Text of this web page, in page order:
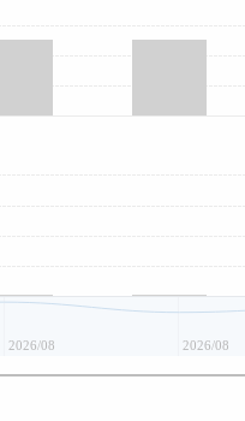
2026/08 2026/08